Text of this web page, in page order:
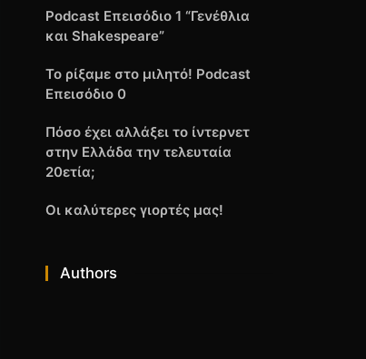
Podcast Επεισόδιο 1 “Γενέθλια
και Shakespeare”
Το ρίξαμε στο μιλητό! Podcast
Επεισόδιο 0
Πόσο έχει αλλάξει το ίντερνετ
στην Ελλάδα την τελευταία
20ετία;
Οι καλύτερες γιορτές μας!
Authors